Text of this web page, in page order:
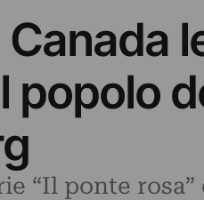
popolo
“Il ponte